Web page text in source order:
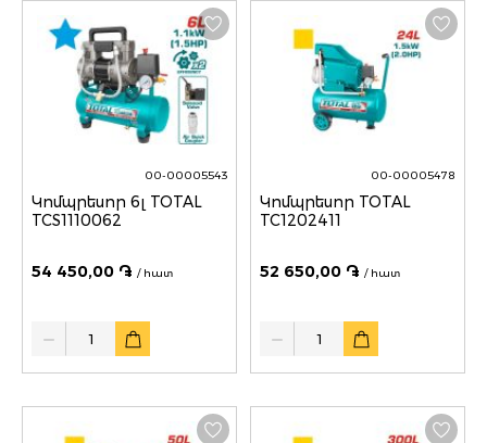
00-00005543
Կոմպրեսոր 6լ TOTAL
TCS1110062
54 450,00 ֏ / հատ
Quantity
00-00005478
Կոմպրեսոր TOTAL
TC1202411
52 650,00 ֏ / հատ
Quantity